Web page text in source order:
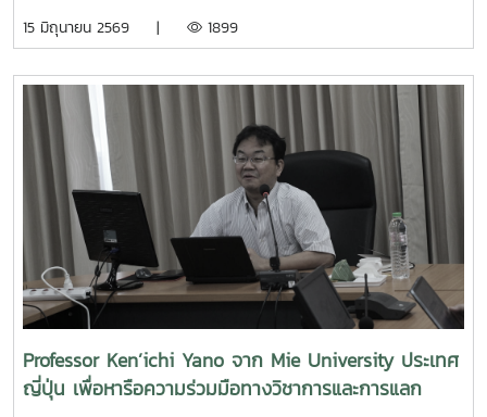
ไปคณะวิศวกรรมและอุตสาหกรรมเกษตร ขอร่วมชื่นชมและภาค
นักศึกษา ที่สามารถต่อยอดองค์ความรู้สู่การสร้างนวัตกรรมและ
การเป็นผู้ประกอบการแห่งอนาคตได้อย่างโดดเด่นCr:อุทยาน
วิทยาศาสตร์เทคโนโลยีเกษตรและอาหาร Maejo Agro Food
Park
(MAP)https://www.facebook.com/share/18ZhSJ8uJx/
ดร.พิไลวรรณ พรประสิทธ์ ผู้ช่วยคณบดีฝ่ายบริหารและเทคโนโลยี
หลักสูตรวิศวกรรมศาสตรบัณฑิต สาขาวิศวกรรมอาหารเข้าร่วม
การอบรมเชิงปฏิบัติการ "SIPOC Model กับการบริหารจัดการ
การดำเนินการตามเกณฑ์ EdPEx" ใน วันที่ 12-13 พฤษภาคม
2569 ที่โรงแรมยูนิมมาน โดย ได้รับเกียรติจาก "ผู้ช่วย
ศาสตราจารย์ ดร.สุภัทร พัฒน์วิชัยโชติ" คณะวิศวกรรมศาสตร์
มหาวิทยาลัยเกษตรศาสตร์ เป็นวิทยากรการอบรมครั้งนี้ช่วยส่ง
เสริมให้บุคลากรนำความรู้ที่ได้ ใช้ในการวิเคราะห์ วางระบบและ
เชื่อมโยงกระบวนการ เพื่อมุ่งสู่ความเป็นเลิศขององค์กร
15 มิถุนายน 2569 | 1899
Professor Ken’ichi Yano จาก Mie University ประเทศ
ญี่ปุ่น เพื่อหารือความร่วมมือทางวิชาการและการแลก